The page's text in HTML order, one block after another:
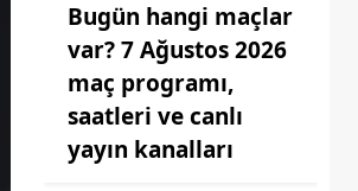
Bugün hangi maçlar
var? 7 Ağustos 2026
maç programı,
saatleri ve canlı
yayın kanalları